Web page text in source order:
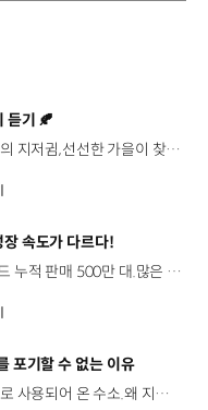
듣기 🍂
살랑이는 억새와 새들의 지저귐,선선한 가을이 찾아오는 소리. 더 기아 타스만과 함께 계절을 만나보세요. 🎧 *본 영상은 AI를 활용해 제작했습니다. #기아 #더기아타스만 #타스만 #가을 #입추 #Tasman #ASMR
속도가 다르다!
현대자동차 하이브리드 누적 판매 500만 대.많은 운전자들이 선택한 이유는 무엇일까요? 현대진행형 팟캐스트 EP.21에서 확인하세요.📻 #현대자동차그룹 #현대진행형 #모빌리티팟캐스트 #하이브리드 #연료 #미래모빌리티 #모빌리티
포기할 수 없는 이유
오랫동안 미래 에너지로 사용되어 온 수소.왜 지금까지도 중요한 선택지로 꼽힐까요? 현대진행형 팟캐스트 EP.21에서 확인하세요.📻 #현대자동차그룹 #현대진행형 #모빌리티팟캐스트 #수소전기차 #수소에너지 #연료 #미래모빌리티 #모빌리티